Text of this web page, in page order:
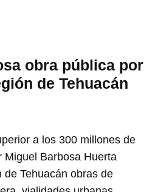
obra pública por
de Tehuacán
a los 300 millones de
Miguel Barbosa Huerta
de Tehuacán obras de